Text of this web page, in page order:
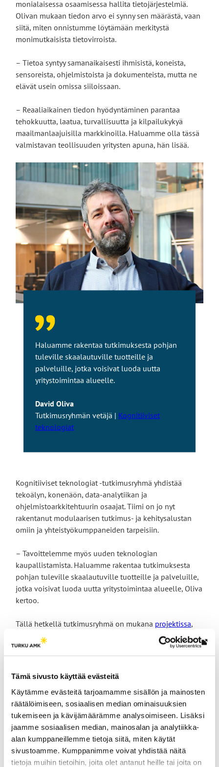
Tämä sivusto käyttää evästeitä
Käytämme evästeitä tarjoamamme sisällön ja mainosten
räätälöimiseen, sosiaalisen median ominaisuuksien
tukemiseen ja kävijämäärämme analysoimiseen. Lisäksi
jaamme sosiaalisen median, mainosalan ja analytiikka-
alan kumppaneillemme tietoja siitä, miten käytät
sivustoamme. Kumppanimme voivat yhdistää näitä
tietoja muihin tietoihin, joita olet antanut heille tai joita on
monialaisessa osaamisessa hallita tietojärjestelmiä.
Olivan mukaan tiedon arvo ei synny sen määrästä, vaan
siitä, miten onnistumme löytämään merkitystä
monimutkaisista tietovirroista.
– Tietoa syntyy samanaikaisesti ihmisistä, koneista,
sensoreista, ohjelmistoista ja dokumenteista, mutta ne
elävät usein omissa siiloissaan.
– Reaaliaikainen tiedon hyödyntäminen parantaa
tehokkuutta, laatua, turvallisuutta ja kilpailukykyä
maailmanlaajuisilla markkinoilla. Haluamme olla tässä
valmistavan teollisuuden yritysten apuna, hän lisää.
Haluamme rakentaa tutkimuksesta pohjan
tuleville skaalautuville tuotteille ja
palveluille, jotka voisivat luoda uutta
yritystoimintaa alueelle.
David Oliva
Tutkimusryhmän vetäjä | Kognitiiviset
teknologiat
Kognitiiviset teknologiat -tutkimusryhmä yhdistää
tekoälyn, konenäön, data-analytiikan ja
ohjelmistoarkkitehtuurin osaajat. Tiimi on jo nyt
rakentanut modulaarisen tutkimus- ja kehitysalustan
omiin ja yhteistyökumppaneiden tarpeisiin.
– Tavoittelemme myös uuden teknologian
kaupallistamista. Haluamme rakentaa tutkimuksesta
pohjan tuleville skaalautuville tuotteille ja palveluille,
jotka voisivat luoda uutta yritystoimintaa alueelle, Oliva
kertoo.
Tällä hetkellä tutkimusryhmä on mukana projektissa,
joka edistää yhteistyötä kognitiivisen robotiikan ja
siihen liittyvien teknologioiden hyödyntämistä
valmistavassa teollisuudessa.
Tammikuussa 2026 alkaa kaksi kehittämishanketta:
Teollisuuden ÄlyratkaisutjaMukautuva äly teollisuuden
tilannetietoiseen optimointiin (ADINO). Ensin mainittu
vauhdittaa valmistavan teollisuuden digitaalista ja
kestävää murrosta Varsinais-Suomessa, jälkimmäinen
pureutuu pk-teollisuuden tehokkuuteen ja kestävyyteen
tekoälyratkaisujen keinoin.